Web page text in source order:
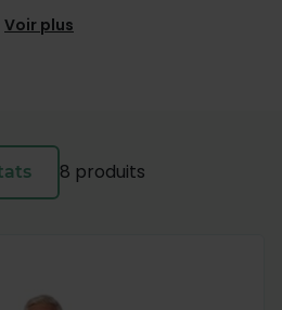
Voir plus
8 produits